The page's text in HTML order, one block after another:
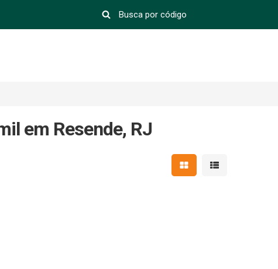
em Resende, RJ
Mostrar resultados em
Mostrar